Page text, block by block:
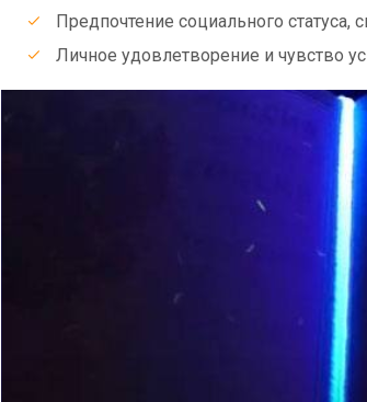
Предпочтение социального статуса,
Личное удовлетворение и чувство